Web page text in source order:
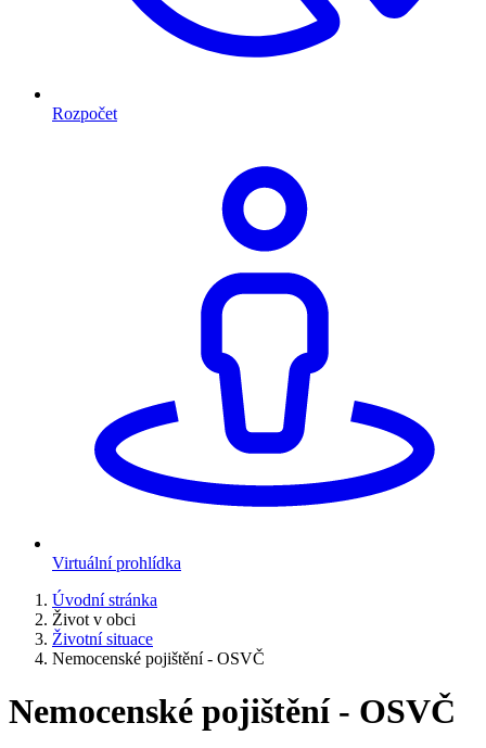
Rozpočet
Virtuální prohlídka
Úvodní stránka
Život v obci
Životní situace
Nemocenské pojištění - OSVČ
Nemocenské pojištění - OSVČ